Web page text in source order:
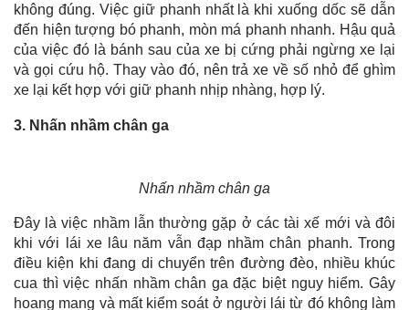
không đúng. Việc giữ phanh nhất là khi xuống dốc sẽ dẫn
đến hiện tượng bó phanh, mòn má phanh nhanh. Hậu quả
của việc đó là bánh sau của xe bị cứng phải ngừng xe lại
và gọi cứu hộ. Thay vào đó, nên trả xe về số nhỏ để ghìm
xe lại kết hợp với giữ phanh nhịp nhàng, hợp lý.
3. Nhấn nhầm chân ga
Nhấn nhầm chân ga
Đây là việc nhầm lẫn thường gặp ở các tài xế mới và đôi
khi với lái xe lâu năm vẫn đạp nhầm chân phanh. Trong
điều kiện khi đang di chuyển trên đường đèo, nhiều khúc
cua thì việc nhấn nhầm chân ga đặc biệt nguy hiểm. Gây
hoang mang và mất kiểm soát ở người lái từ đó không làm